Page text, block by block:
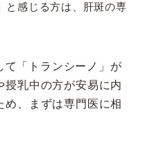
と感じる方は、肝斑の専
て
「トランシーノ」が
授乳中の方が安易に内
め、まずは専門医に相